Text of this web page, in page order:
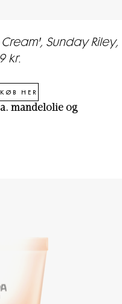
Sunday Riley,
kr.
HER
mandelolie og